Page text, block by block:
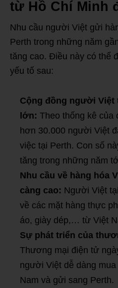
từ Hồ Chí Minh
Nhu cầu người Việt gửi
Perth trong những năm
tăng cao. Điều này có thể
yếu tố sau:
Cộng đồng người Việt
lớn: Theo thống kê của
hơn 30.000 người Việt
việc tại Perth. Con số
tăng trong những năm
Nhu cầu về hàng hóa
càng cao: Người Việt
về các mặt hàng thực
áo, giày dép,… từ Việt
Sự phát triển của
Thương mại điện tử
người Việt dễ dàng
Nam và gửi sang Perth.